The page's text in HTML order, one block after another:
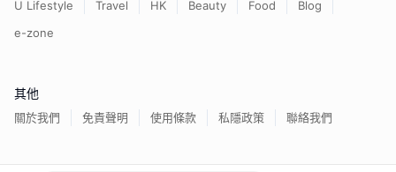
U Lifestyle Travel HK Beauty Food
Blog
e-zone
其他
關於我們 免責聲明 使用條款 私隱政策 聯絡我們